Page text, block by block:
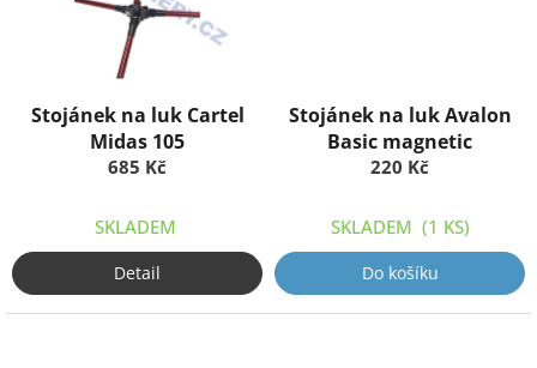
Stojánek na luk Cartel
Midas 105
685 Kč
SKLADEM
Detail
Stojánek na luk Avalon
Basic magnetic
220 Kč
SKLADEM (1 KS)
Do košíku